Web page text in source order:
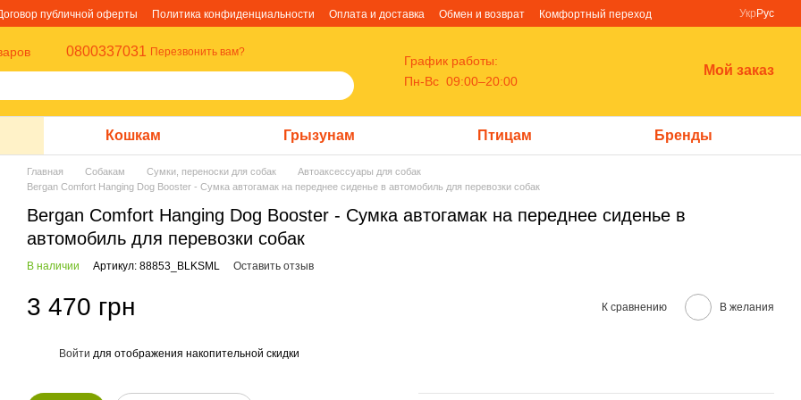
публичной оферты Политика конфиденциальности Оплата и доставка Обмен и возврат
Комфортный переход
Укр Рус
0800337031 Перезвонить вам?
График работы:
Пн-Вс 09:00–20:00
Мой заказ
Кошкам Грызунам Птицам Бренды
Главная Собакам Сумки, переноски для собак
Автоаксессуары для собак
Bergan Comfort Hanging Dog Booster - Сумка автогамак на переднее сиденье в автомобиль для перевозки собак
Bergan Comfort Hanging Dog Booster - Сумка автогамак на переднее сиденье в
автомобиль для перевозки собак
В наличии Артикул: 88853_BLKSML Оставить отзыв
3 470 грн К сравнению В желания
Войти для отображения накопительной скидки